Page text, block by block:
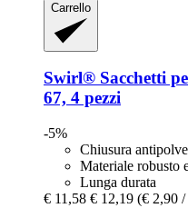
Carrello
Swirl® Sacchetti
67, 4 pezzi
-5%
Chiusura
Materiale robusto
Lunga durata
€ 11,58 € 12,19 (€ 2,90